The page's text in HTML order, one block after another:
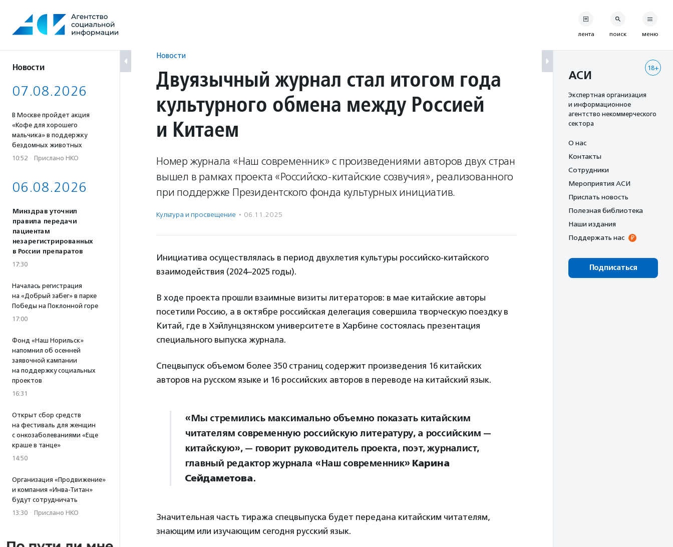
содержанию
Новости
07.08.2026
В Москве пройдет акция
«Кофе для хорошего
мальчика» в поддержку
бездомных животных
10:52 · Прислано НКО
06.08.2026
Минздрав уточнил
правила передачи
пациентам
незарегистрированных
в России препаратов
17:30
Началась регистрация
на «Добрый забег» в парке
Победы на Поклонной горе
17:00
Фонд «Наш Норильск»
напомнил об осенней
заявочной кампании
на поддержку социальных
проектов
16:31
Открыт сбор средств
на фестиваль для женщин
с онкозаболеваниями «Еще
краше в танце»
14:50
Организация «Продвижение»
и компания «Инва-Титан»
будут сотрудничать
13:30 · Прислано НКО
Новости
Двуязычный журнал стал итогом года
культурного обмена между Россией
и Китаем
Номер журнала «Наш современник» с произведениями авторов двух стран
вышел в рамках проекта «Российско-китайские созвучия», реализованного
при поддержке Президентского фонда культурных инициатив.
Культура и просвещение · 06.11.2025
Инициатива осуществлялась в период двухлетия культуры российско-китайского
взаимодействия (2024–2025 годы).
В ходе проекта прошли взаимные визиты литераторов: в мае китайские авторы
посетили Россию, а в октябре российская делегация совершила творческую поездку в
Китай, где в Хэйлунцзянском университете в Харбине состоялась презентация
специального выпуска журнала.
Спецвыпуск объемом более 350 страниц содержит произведения 16 китайских
авторов на русском языке и 16 российских авторов в переводе на китайский язык.
«Мы стремились максимально объемно показать китайским
читателям современную российскую литературу, а российским —
китайскую», — говорит руководитель проекта, поэт, журналист,
главный редактор журнала «Наш современник» Карина
Сейдаметова.
Значительная часть тиража спецвыпуска будет передана китайским читателям,
знающим или изучающим сегодня русский язык.
лента поиск меню
18+
АСИ
Экспертная организация
и информационное
агентство некоммерческого
сектора
О нас
Контакты
Сотрудники
Мероприятия АСИ
Прислать новость
Полезная библиотека
Наши издания
Поддержать нас
Подписаться